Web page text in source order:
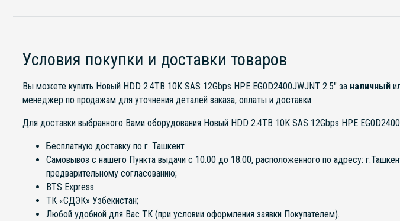
Условия покупки и доставки товаров
Вы можете купить Новый HDD 2.4TB 10K SAS 12Gbps HPE EG0D2400JWJNT 2.5" за наличный
менеджер по продажам для уточнения деталей заказа, оплаты и доставки.
Для доставки выбранного Вами оборудования Новый HDD 2.4TB 10K SAS 12Gbps HPE
Бесплатную доставку по г. Ташкент
Самовывоз с нашего Пункта выдачи с 10.00 до 18.00, расположенного по адресу:
предварительному согласованию;
BTS Express
ТК «СДЭК» Узбекистан;
Любой удобной для Вас ТК (при условии оформления заявки Покупателем).